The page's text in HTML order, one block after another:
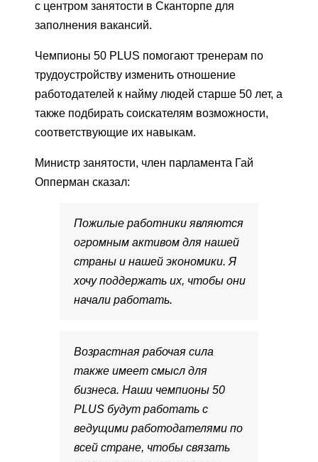
с центром занятости в Сканторпе для
заполнения вакансий.
Чемпионы 50 PLUS помогают тренерам по
трудоустройству изменить отношение
работодателей к найму людей старше 50 лет, а
также подбирать соискателям возможности,
соответствующие их навыкам.
Министр занятости, член парламента Гай
Опперман сказал:
Пожилые работники являются
огромным активом для нашей
страны и нашей экономики. Я
хочу поддержать их, чтобы они
начали работать.
Возрастная рабочая сила
также имеет смысл для
бизнеса. Наши чемпионы 50
PLUS будут работать с
ведущими работодателями по
всей стране, чтобы связать